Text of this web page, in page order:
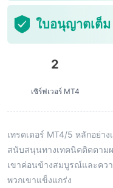
ใบอนุญาตเต็ม
2
เซิร์ฟเวอร์ MT4
เทรดเดอร์ MT4/5 หลักอย่า
สนับสนุนทางเทคนิคติดตาม
เขาค่อนข้างสมบูรณ์และคว
พวกเขาแข็งแกร่ง